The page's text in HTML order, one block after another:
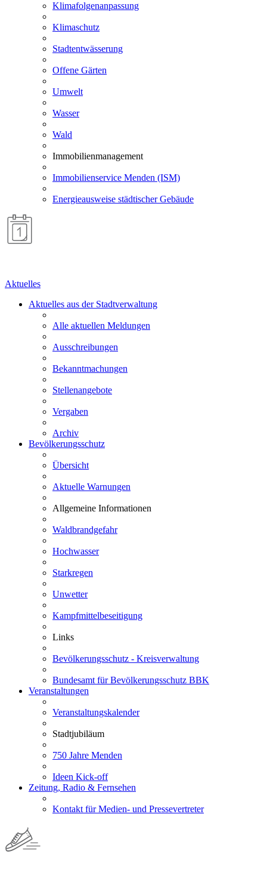
Klimafolgenanpassung
Klimaschutz
Stadtentwässerung
Offene Gärten
Umwelt
Wasser
Wald
Immobilienmanagement
Immobilienservice Menden (ISM)
Energieausweise städtischer Gebäude
Aktuelles
Aktuelles aus der Stadtverwaltung
Alle aktuellen Meldungen
Ausschreibungen
Bekanntmachungen
Stellenangebote
Vergaben
Archiv
Bevölkerungsschutz
Übersicht
Aktuelle Warnungen
Allgemeine Informationen
Waldbrandgefahr
Hochwasser
Starkregen
Unwetter
Kampfmittelbeseitigung
Links
Bevölkerungsschutz - Kreisverwaltung
Bundesamt für Bevölkerungsschutz BBK
Veranstaltungen
Veranstaltungskalender
Stadtjubiläum
750 Jahre Menden
Ideen Kick-off
Zeitung, Radio & Fernsehen
Kontakt für Medien- und Pressevertreter